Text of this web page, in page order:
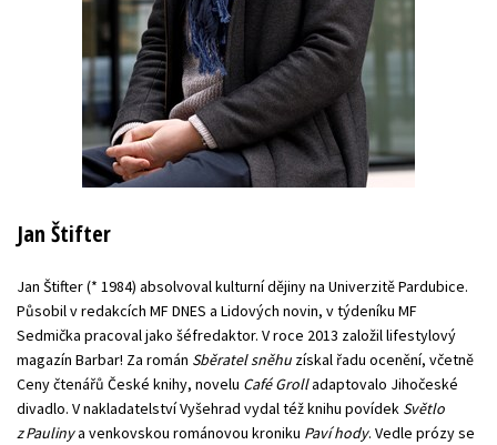
Jan Štifter
Jan Štifter (* 1984) absolvoval kulturní dějiny na Univerzitě Pardubice.
Působil v redakcích MF DNES a Lidových novin, v týdeníku MF
Sedmička pracoval jako šéfredaktor. V roce 2013 založil lifestylový
magazín Barbar! Za román Sběratel sněhu získal řadu ocenění, včetně
Ceny čtenářů České knihy, novelu Café Grolladaptovalo Jihočeské
divadlo. V nakladatelství Vyšehrad vydal též knihu povídek Světlo
z Paulinya venkovskou románovou kroniku Paví hody. Vedle prózy se